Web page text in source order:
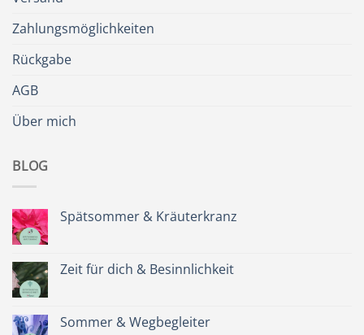
Zahlungsmöglichkeiten
Rückgabe
AGB
Über mich
BLOG
Spätsommer & Kräuterkranz
Spätsommer
&
Zeit für dich & Besinnlichkeit
Zeit
für
Sommer & Wegbegleiter